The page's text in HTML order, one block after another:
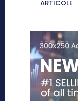
ARTICOLE